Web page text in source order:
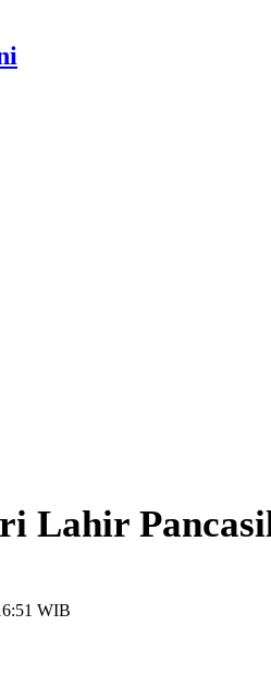
Lahir
WIB